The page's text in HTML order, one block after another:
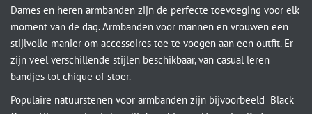
Dames en heren armbanden zijn de perfecte toevoeging voor elk
moment van de dag. Armbanden voor mannen en vrouwen een
stijlvolle manier om accessoires toe te voegen aan een outfit. Er
zijn veel verschillende stijlen beschikbaar, van casual leren
bandjes tot chique of stoer.
Populaire natuurstenen voor armbanden zijn bijvoorbeeld Black